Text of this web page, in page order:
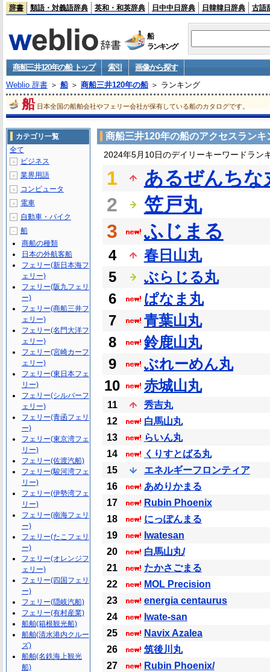
辞書 類語・対義語辞典 英和・和英辞典 日中中日辞典 日韓韓日辞典 古語
船
ランキング
商船三井120年の船 トップ 索引
画像から探す
Weblio 辞書＞ 船＞ 商船三井120年の船＞ ランキング
船 日本全国の船舶会社やフェリー会社が保有している船のカタログです。
商船三井120年の船のアクセスランキ
2024年5月10日のデイリーキーワードラン
1
あるぜんちな
2
笠戸丸
3
ふじまる
4
春日山丸
5
ぶらじる丸
6
ぱなま丸
7
青葉山丸
8
鈴鹿山丸
9
ぶれーめん丸
10
赤城山丸
11
秀吉丸
12
白馬山丸
13
らいん丸
14
くりすとばる丸
15
エネルギーフロンティア
16
あめりかまる
17
Rubin Phoenix
18
にっぽんまる
19
Iwatesan
20
白馬山丸/
21
たかさごまる
22
MOL Precision
23
energia centaurus
24
Iwate-san
25
Navix Azalea
26
筑後川丸
27
Rubin Phoenix/
カテゴリ一覧
全て
＋ ビジネス
＋ 業界用語
＋ コンピュータ
＋ 電車
＋ 自動車・バイク
－
船
商船の種類
日本の外航客船
フェリー(新日本海フ
ェリー)
フェリー(阪九フェリ
ー)
フェリー(商船三井フ
ェリー)
フェリー(名門大洋フ
ェリー)
フェリー(宮崎カーフ
ェリー)
フェリー(東日本フェ
リー)
フェリー(シルバーフ
ェリー)
フェリー(青函フェリ
ー)
フェリー(東京湾フェ
リー)
フェリー(佐渡汽船)
フェリー(駿河湾フェ
リー)
フェリー(伊勢湾フェ
リー)
フェリー(南海フェリ
ー)
フェリー(たこフェリ
ー)
フェリー(オレンジフ
ェリー)
フェリー(四国フェリ
ー)
フェリー(隠岐汽船)
フェリー(有村産業)
船舶(箱根観光船)
船舶(清水港内クルー
ズ)
船舶(名鉄海上観光
船)